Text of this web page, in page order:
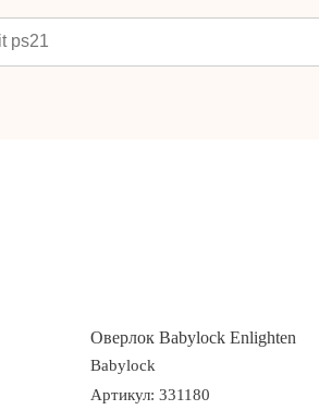
Оверлок Babylock Enlighten
Babylock
Артикул: 331180